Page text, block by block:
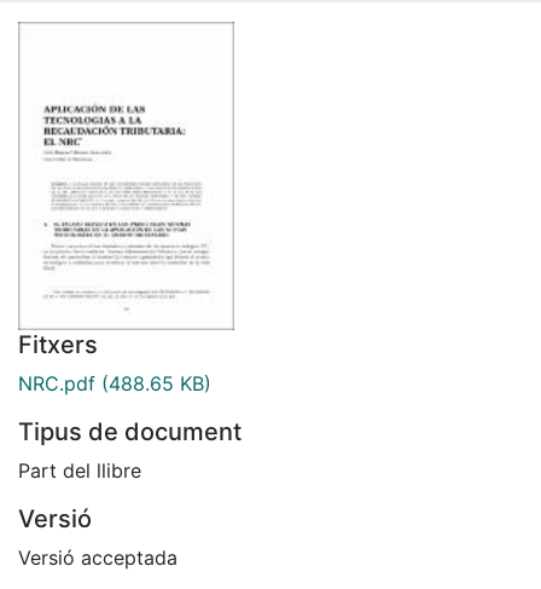
Fitxers
NRC.pdf (488.65 KB)
Tipus de document
Part del llibre
Versió
Versió acceptada